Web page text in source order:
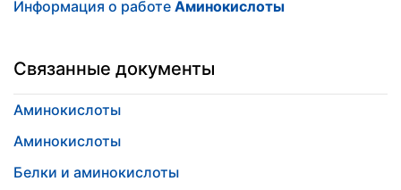
Информация о работе Аминокислоты
Связанные документы
Аминокислоты
Аминокислоты
Белки и аминокислоты